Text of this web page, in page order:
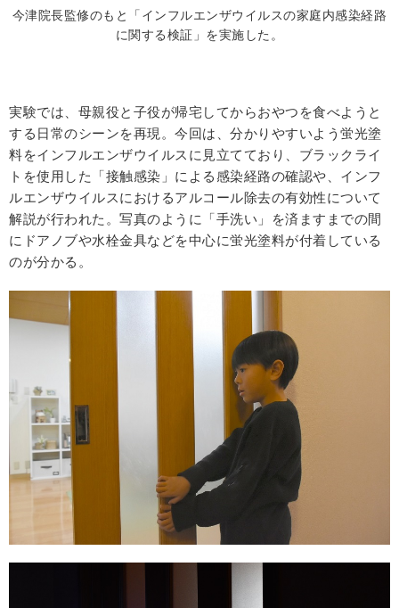
今津院長監修のもと「インフルエンザウイルスの家庭内感染経路
に関する検証」を実施した。
実験では、母親役と子役が帰宅してからおやつを食べようと
する日常のシーンを再現。今回は、分かりやすいよう蛍光塗
料をインフルエンザウイルスに見立てており、ブラックライ
トを使用した「接触感染」による感染経路の確認や、インフ
ルエンザウイルスにおけるアルコール除去の有効性について
解説が行われた。写真のように「手洗い」を済ますまでの間
にドアノブや水栓金具などを中心に蛍光塗料が付着している
のが分かる。